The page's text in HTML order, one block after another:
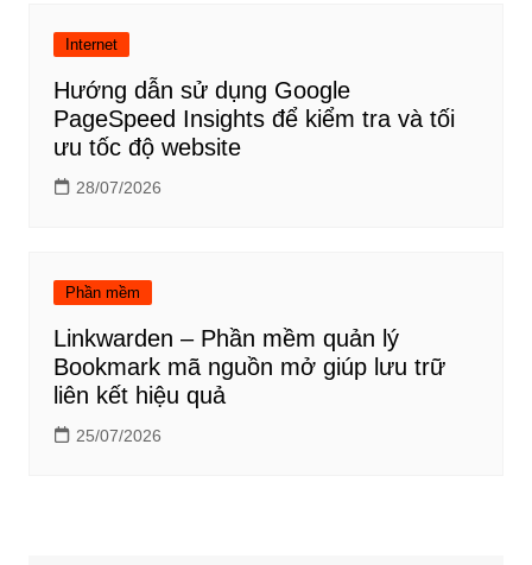
Internet
Hướng dẫn sử dụng Google
PageSpeed Insights để kiểm tra và tối
ưu tốc độ website
28/07/2026
Phần mềm
Linkwarden – Phần mềm quản lý
Bookmark mã nguồn mở giúp lưu trữ
liên kết hiệu quả
25/07/2026